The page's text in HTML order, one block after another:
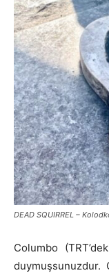
DEAD SQUIRREL –
Columbo
duymuşsunuzdur.